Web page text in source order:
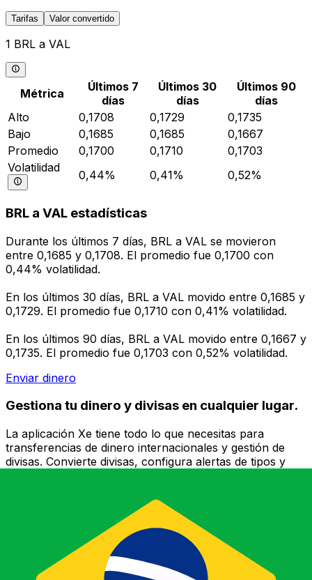
Tarifas Valor convertido
1 BRL a VAL
Métrica
Últimos 7
días
Últimos 30
días
Últimos 90
días
Alto
0,1708 0,1729
0,1735
Bajo
0,1685 0,1685
0,1667
Promedio
0,1700 0,1710
0,1703
Volatilidad
0,44% 0,41% 0,52%
BRL a VAL estadísticas
Durante los últimos 7 días, BRL a VAL se movieron
entre 0,1685 y 0,1708. El promedio fue 0,1700 con
0,44% volatilidad.
En los últimos 30 días, BRL a VAL movido entre 0,1685 y
0,1729. El promedio fue 0,1710 con 0,41% volatilidad.
En los últimos 90 días, BRL a VAL movido entre 0,1667 y
0,1735. El promedio fue 0,1703 con 0,52% volatilidad.
Enviar dinero
Gestiona tu dinero y divisas en cualquier lugar.
La aplicación Xe tiene todo lo que necesitas para
transferencias de dinero internacionales y gestión de
divisas. Convierte divisas, configura alertas de tipos y